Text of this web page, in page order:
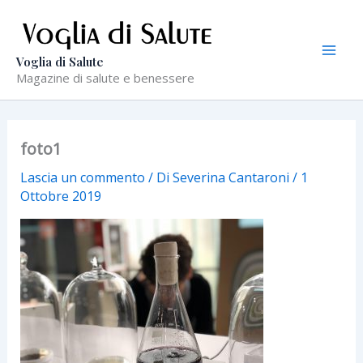
contenuto
Voglia di Salute
Magazine di salute e benessere
foto1
Lascia un commento / Di Severina Cantaroni / 1
Ottobre 2019